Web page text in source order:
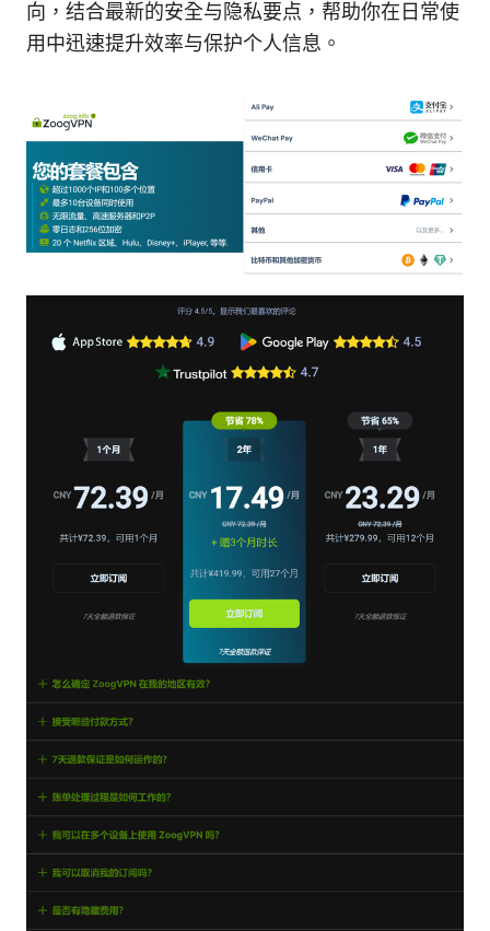
向，结合最新的安全与隐私要点，帮助你在日常使
用中迅速提升效率与保护个人信息。